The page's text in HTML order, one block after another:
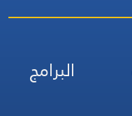
البرامج